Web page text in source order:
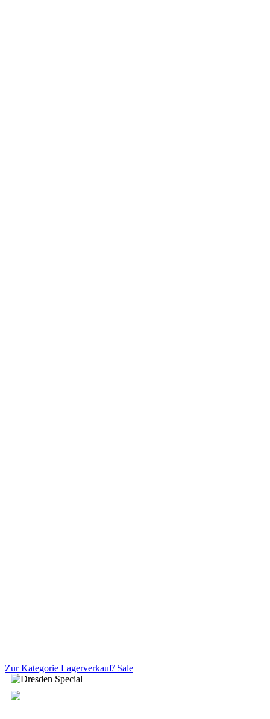
Zur Kategorie Lagerverkauf/ Sale